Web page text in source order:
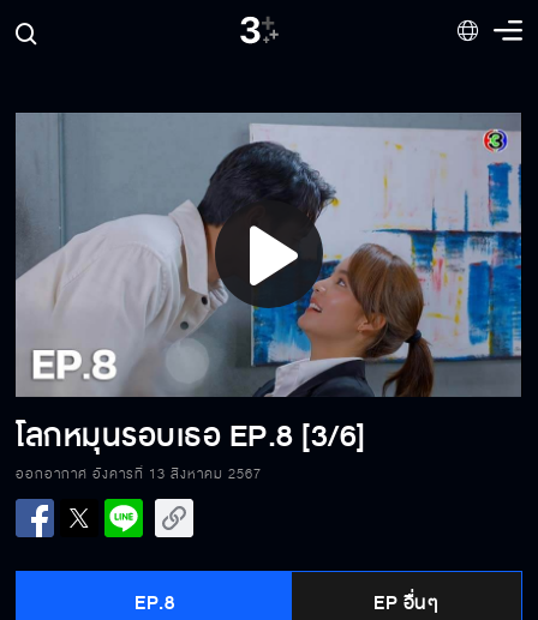
Play
Video
โลกหมุนรอบเธอEP.8 [3/6]
ออกอากาศ อังคารที่ 13 สิงหาคม 2567
EP.8 EP อื่นๆ